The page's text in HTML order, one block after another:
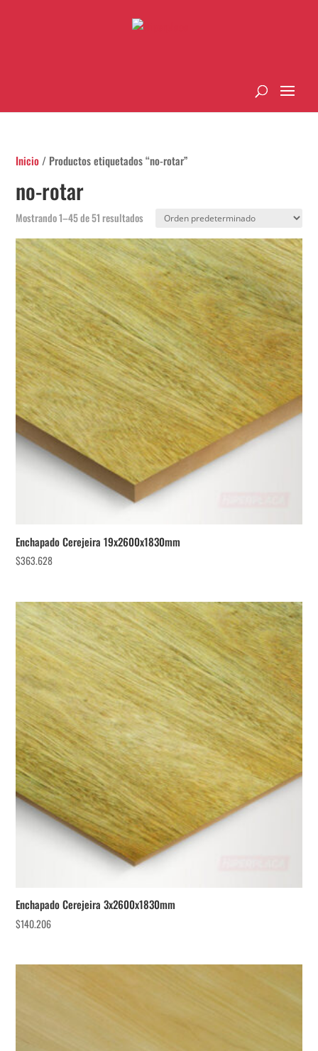
Inicio / Productos etiquetados “no-rotar”
no-rotar
Mostrando 1–45 de 51 resultados
Enchapado Cerejeira 19x2600x1830mm
$363.628
Enchapado Cerejeira 3x2600x1830mm
$140.206